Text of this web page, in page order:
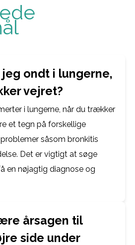
ondt i lungerne,
vejret?
i lungerne, når du trækker
et tegn på forskellige
såsom bronkitis
Det er vigtigt at søge
en nøjagtig diagnose og
årsagen til
side under